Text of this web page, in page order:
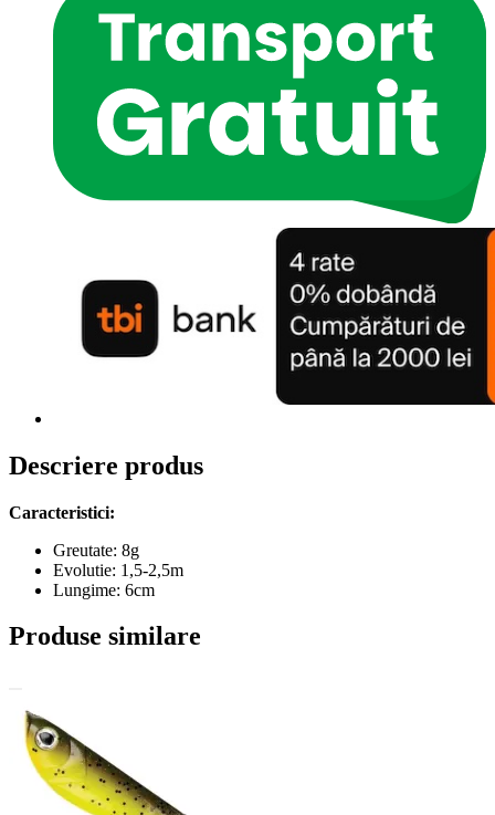
Descriere produs
Caracteristici:
Greutate: 8g
Evolutie: 1,5-2,5m
Lungime: 6cm
Produse similare